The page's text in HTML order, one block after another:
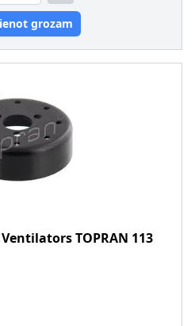
grozam
VentilatorsTOPRAN 113